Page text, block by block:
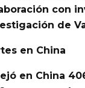
con
de
en China
en China